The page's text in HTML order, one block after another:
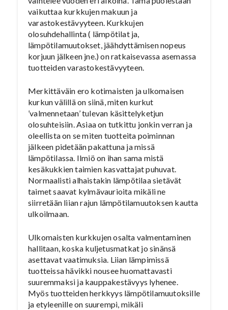
vaikuttaa kurkkujen makuun ja
varastokestävyyteen. Kurkkujen
olosuhdehallinta ( lämpötilat ja,
lämpötilamuutokset, jäähdyttämisen nopeus
korjuun jälkeen jne.) on ratkaisevassa asemassa
tuotteiden varastokestävyyteen.
Merkittäväin ero kotimaisten ja ulkomaisen
kurkun välillä on siinä, miten kurkut
’valmennetaan’ tulevan käsittelyketjun
olosuhteisiin. Asiaa on tutkittu jonkin verran ja
oleellista on se miten tuotteita poiminnan
jälkeen pidetään pakattuna ja missä
lämpötilassa. Ilmiö on ihan sama mistä
kesäkukkien taimien kasvattajat puhuvat.
Normaalisti alhaistakin lämpötilaa sietävät
taimet saavat kylmävaurioita mikäli ne
siirretään liian rajun lämpötilamuutoksen kautta
ulkoilmaan.
Ulkomaisten kurkkujen osalta valmentaminen
hallitaan, koska kuljetusmatkat jo sinänsä
asettavat vaatimuksia. Liian lämpimissä
tuotteissa hävikki nousee huomattavasti
suuremmaksi ja kauppakestävyys lyhenee.
Myös tuotteiden herkkyys lämpötilamuutoksille
ja etyleenille on suurempi, mikäli